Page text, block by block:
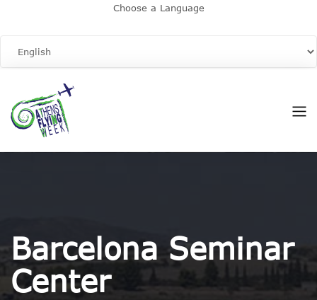
Choose a Language
Barcelona Seminar
Center